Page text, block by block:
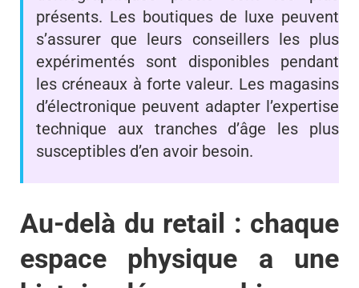
présents. Les boutiques de luxe peuvent
s’assurer que leurs conseillers les plus
expérimentés sont disponibles pendant
les créneaux à forte valeur. Les magasins
d’électronique peuvent adapter l’expertise
technique aux tranches d’âge les plus
susceptibles d’en avoir besoin.
Au-delà du retail : chaque
espace physique a une